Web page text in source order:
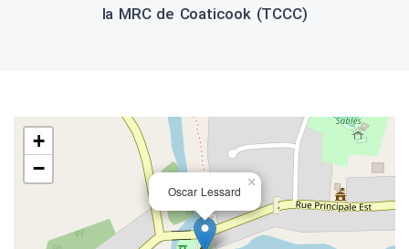
la MRC de Coaticook (TCCC)
Oscar Lessard
×
+
−